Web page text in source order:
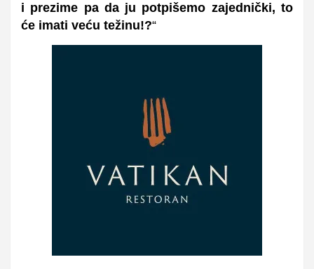
i prezime pa da ju potpišemo zajednički, to
će imati veću težinu!?“